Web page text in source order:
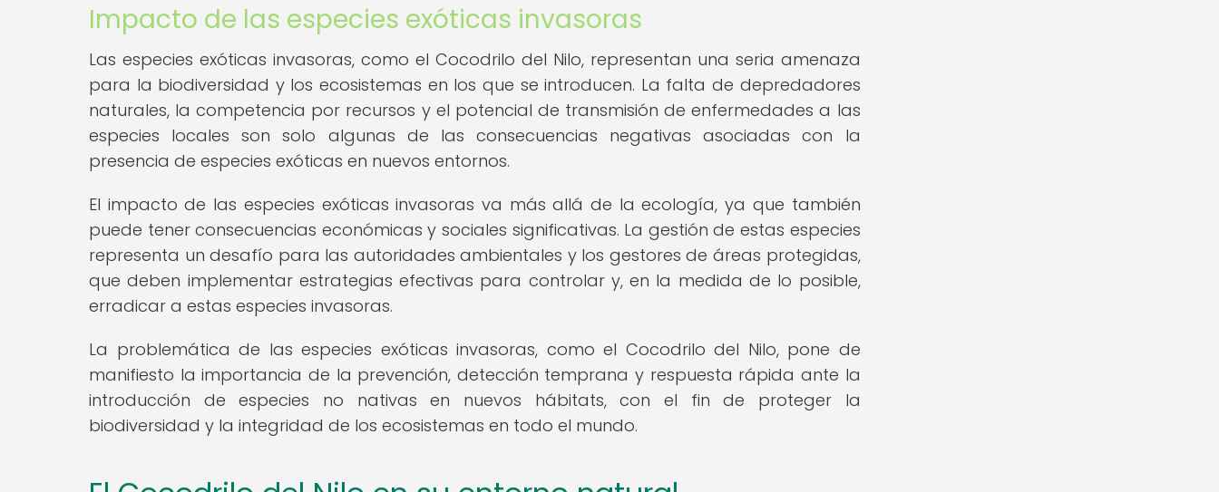
Impacto de las especies exóticas invasoras
Las especies exóticas invasoras, como el Cocodrilo del Nilo, representan una seria amenaza
para la biodiversidad y los ecosistemas en los que se introducen. La falta de depredadores
naturales, la competencia por recursos y el potencial de transmisión de enfermedades a las
especies locales son solo algunas de las consecuencias negativas asociadas con la
presencia de especies exóticas en nuevos entornos.
El impacto de las especies exóticas invasoras va más allá de la ecología, ya que también
puede tener consecuencias económicas y sociales significativas. La gestión de estas especies
representa un desafío para las autoridades ambientales y los gestores de áreas protegidas,
que deben implementar estrategias efectivas para controlar y, en la medida de lo posible,
erradicar a estas especies invasoras.
La problemática de las especies exóticas invasoras, como el Cocodrilo del Nilo, pone de
manifiesto la importancia de la prevención, detección temprana y respuesta rápida ante la
introducción de especies no nativas en nuevos hábitats, con el fin de proteger la
biodiversidad y la integridad de los ecosistemas en todo el mundo.